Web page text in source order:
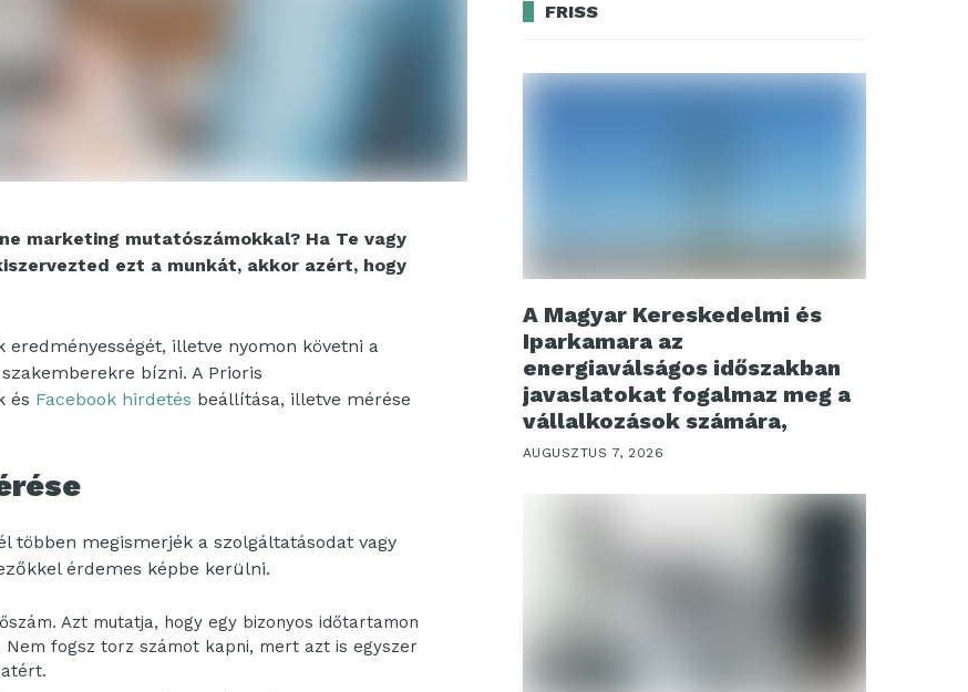
marketing mutatószámokkal? Ha Te vagy
ezt a munkát, akkor azért, hogy
illetve nyomon követni a
bízni. A Prioris
és Facebook hirdetés beállítása, illetve mérése
többen megismerjék a szolgáltatásodat vagy
érdemes képbe kerülni.
Azt mutatja, hogy egy bizonyos időtartamon
fogsz torz számot kapni, mert azt is egyszer
FRISS
A Magyar Kereskedelmi és
Iparkamara az
energiaválságos időszakban
javaslatokat fogalmaz meg a
vállalkozások számára,
AUGUSZTUS 7, 2026